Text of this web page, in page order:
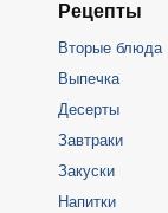
Рецепты
Вторые блюда
Выпечка
Десерты
Завтраки
Закуски
Напитки